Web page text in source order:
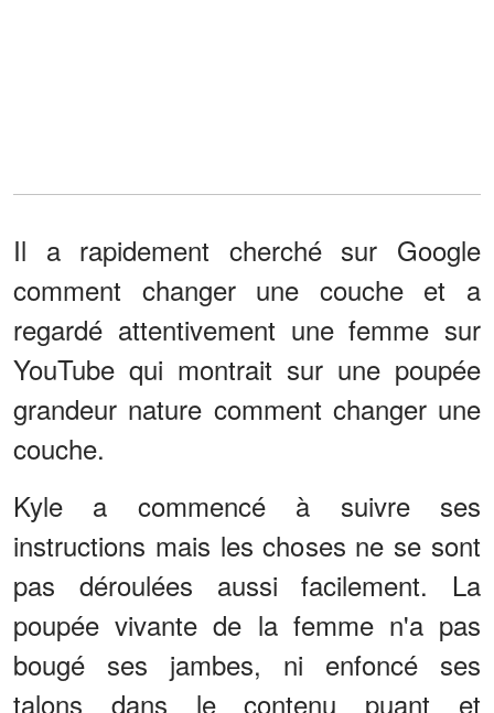
Il a rapidement cherché sur Google
comment changer une couche et a
regardé attentivement une femme sur
YouTube qui montrait sur une poupée
grandeur nature comment changer une
couche.
Kyle a commencé à suivre ses
instructions mais les choses ne se sont
pas déroulées aussi facilement. La
poupée vivante de la femme n'a pas
bougé ses jambes, ni enfoncé ses
talons dans le contenu puant et